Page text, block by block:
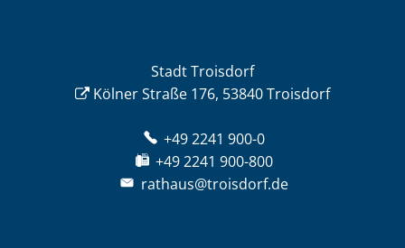
Stadt Troisdorf
Kölner Straße 176, 53840 Troisdorf
+49 2241 900-0
+49 2241 900-800
rathaus@troisdorf.de